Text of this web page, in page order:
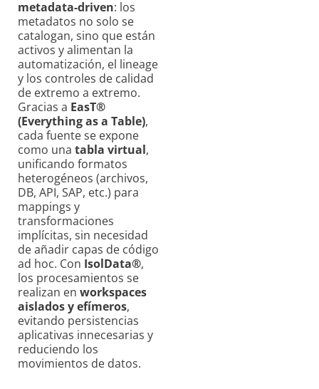
metadata-driven: los
metadatos no solo se
catalogan, sino que están
activos y alimentan la
automatización, el lineage
y los controles de calidad
de extremo a extremo.
Gracias a EasT®
(Everything as a Table),
cada fuente se expone
como una tabla virtual,
unificando formatos
heterogéneos (archivos,
DB, API, SAP, etc.) para
mappings y
transformaciones
implícitas, sin necesidad
de añadir capas de código
ad hoc. Con IsolData®,
los procesamientos se
realizan en workspaces
aislados y efímeros,
evitando persistencias
aplicativas innecesarias y
reduciendo los
movimientos de datos.